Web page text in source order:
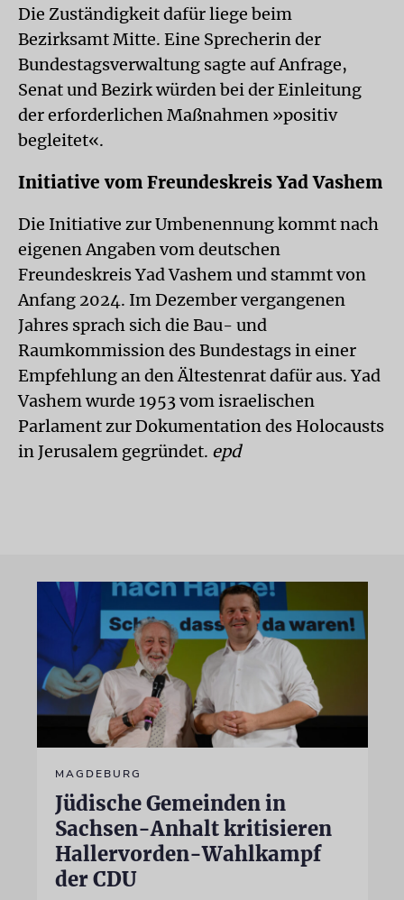
Die Zuständigkeit dafür liege beim
Bezirksamt Mitte. Eine Sprecherin der
Bundestagsverwaltung sagte auf Anfrage,
Senat und Bezirk würden bei der Einleitung
der erforderlichen Maßnahmen »positiv
begleitet«.
Initiative vom Freundeskreis Yad Vashem
Die Initiative zur Umbenennung kommt nach
eigenen Angaben vom deutschen
Freundeskreis Yad Vashem und stammt von
Anfang 2024. Im Dezember vergangenen
Jahres sprach sich die Bau- und
Raumkommission des Bundestags in einer
Empfehlung an den Ältestenrat dafür aus. Yad
Vashem wurde 1953 vom israelischen
Parlament zur Dokumentation des Holocausts
in Jerusalem gegründet. epd
MAGDEBURG
Jüdische Gemeinden in
Sachsen-Anhalt kritisieren
Hallervorden-Wahlkampf
der CDU